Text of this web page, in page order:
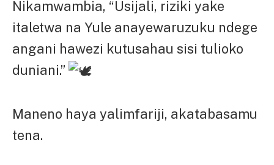
Nikamwambia, “Usijali, riziki yake
italetwa na Yule anayewaruzuku ndege
angani hawezi kutusahau sisi tulioko
duniani.”
Maneno haya yalimfariji, akatabasamu
tena.